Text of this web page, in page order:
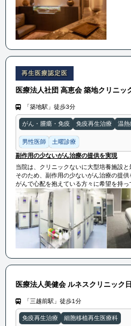
再生医療認定医
医療法人社団 高恵会 築地クリニッ
「築地駅」徒歩3分
がん・腫瘍・免疫 免疫再生治療 温熱
男性医師 土曜診療
副作用の少ないがん治療の提供を実現
当院は、クリニックないに大型培養施設
そのため、副作用の少ないがん治療の提供
がんで心配を抱えている方々に希望を持
ればと考えております。
医療法人美健会 ルネスクリニック
「三越前駅」徒歩1分
免疫再生治療 細胞移植再生医療科